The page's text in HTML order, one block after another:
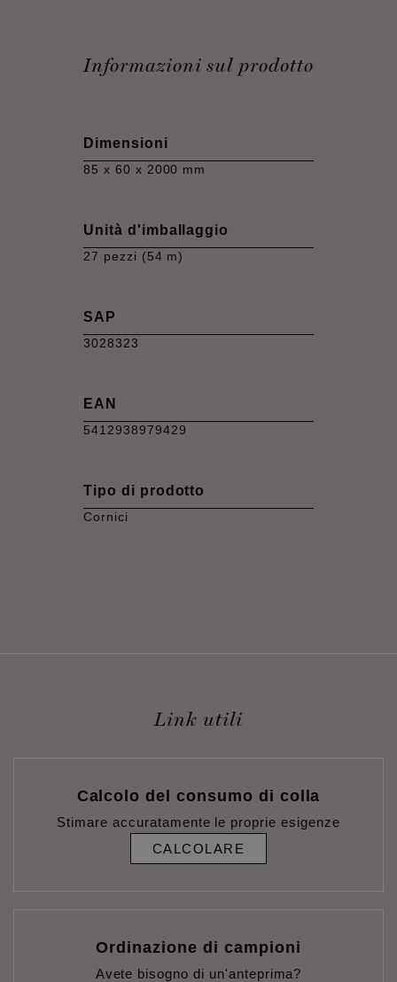
Informazioni sul prodotto
Dimensioni
85 x 60 x 2000 mm
Unità d'imballaggio
27 pezzi (54 m)
SAP
3028323
EAN
5412938979429
Tipo di prodotto
Cornici
Link utili
Calcolo del consumo di colla
Stimare accuratamente le proprie esigenze
CALCOLARE
Ordinazione di campioni
Avete bisogno di un'anteprima?